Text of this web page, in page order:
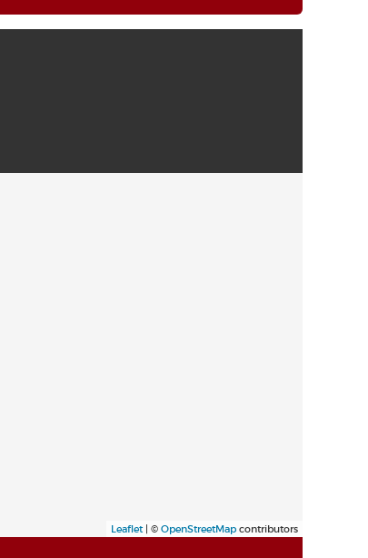
Leaflet| © OpenStreetMap contributors